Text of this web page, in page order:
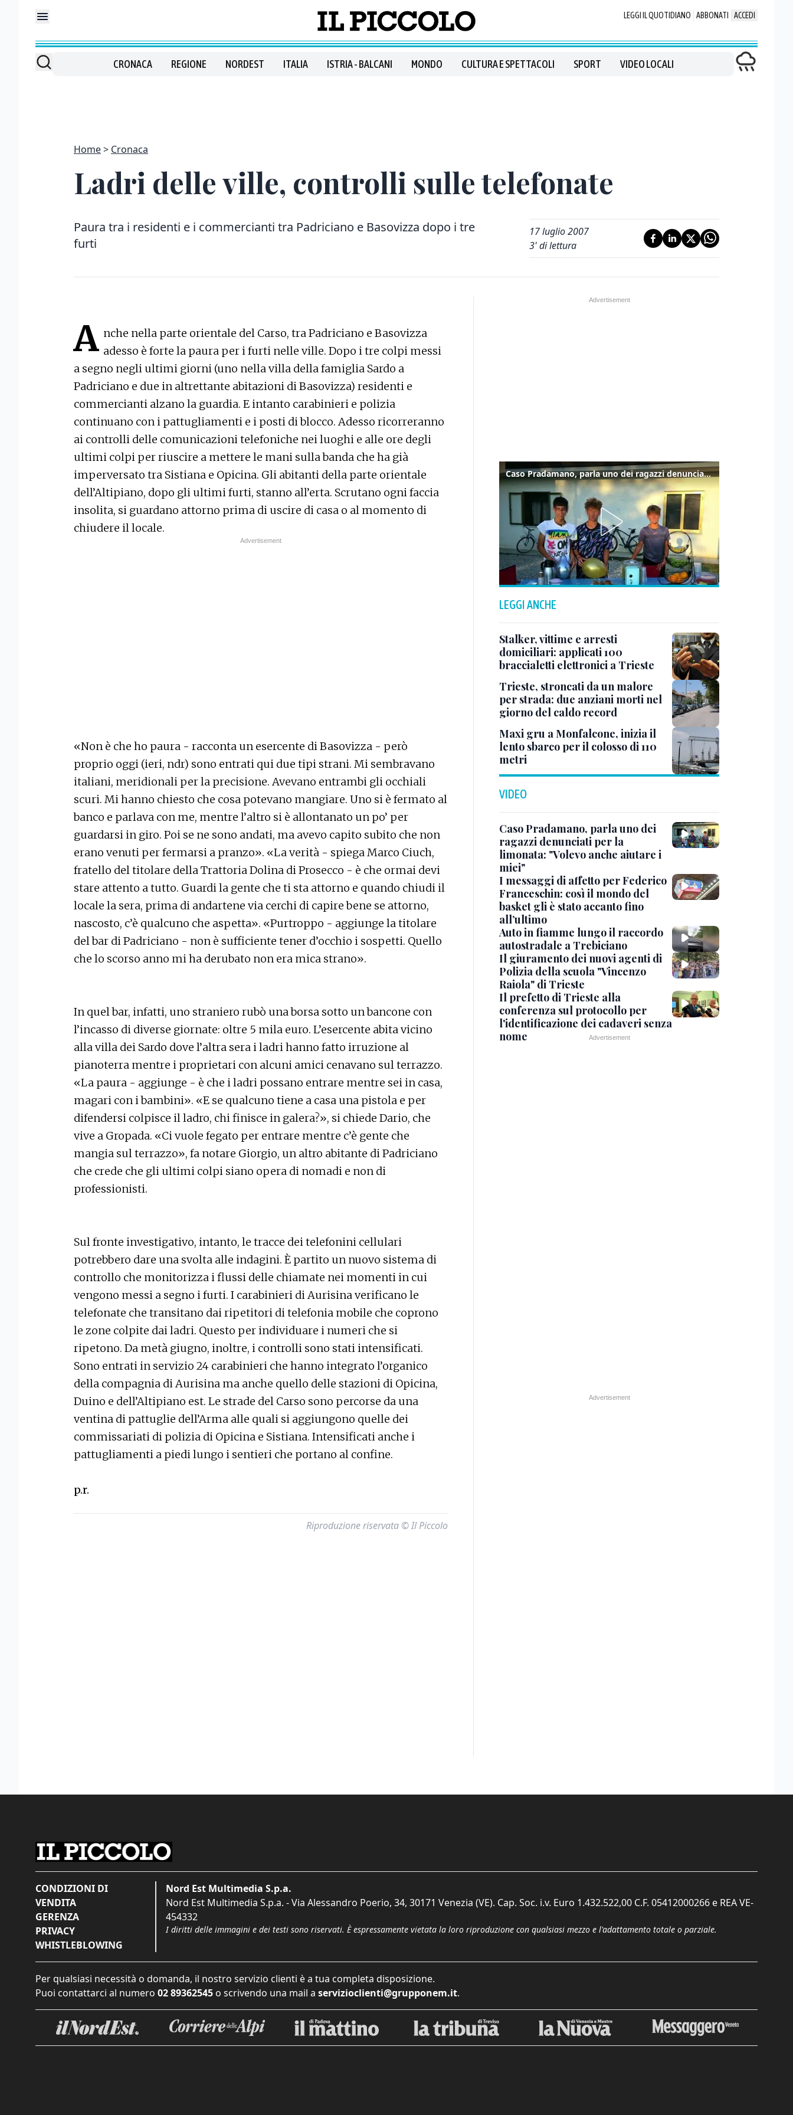
LEGGI IL QUOTIDIANO ABBONATI ACCEDI
CRONACA REGIONE NORDEST ITALIA ISTRIA - BALCANI MONDO CULTURA E SPETTACOLI SPORT VIDEO LOCALI
Home Cronaca
Ladri delle ville, controlli sulle telefonate
Paura tra i residenti e i commercianti tra Padriciano e Basovizza dopo i tre
furti
17 luglio 2007
3' di lettura
A nche nella parte orientale del Carso, tra Padriciano e Basovizza
adesso è forte la paura per i furti nelle ville. Dopo i tre colpi messi
a segno negli ultimi giorni (uno nella villa della famiglia Sardo a
Padriciano e due in altrettante abitazioni di Basovizza) residenti e
commercianti alzano la guardia. E intanto carabinieri e polizia
continuano con i pattugliamenti e i posti di blocco. Adesso ricorreranno
ai controlli delle comunicazioni telefoniche nei luoghi e alle ore degli
ultimi colpi per riuscire a mettere le mani sulla banda che ha già
imperversato tra Sistiana e Opicina. Gli abitanti della parte orientale
dell’Altipiano, dopo gli ultimi furti, stanno all’erta. Scrutano ogni faccia
insolita, si guardano attorno prima di uscire di casa o al momento di
chiudere il locale.
«Non è che ho paura - racconta un esercente di Basovizza - però
proprio oggi (ieri, ndr) sono entrati qui due tipi strani. Mi sembravano
italiani, meridionali per la precisione. Avevano entrambi gli occhiali
scuri. Mi hanno chiesto che cosa potevano mangiare. Uno si è fermato al
banco e parlava con me, mentre l’altro si è allontanato un po’ per
guardarsi in giro. Poi se ne sono andati, ma avevo capito subito che non
erano venuti per fermarsi a pranzo». «La verità - spiega Marco Ciuch,
fratello del titolare della Trattoria Dolina di Prosecco - è che ormai devi
stare attento a tutto. Guardi la gente che ti sta attorno e quando chiudi il
locale la sera, prima di andartene via cerchi di capire bene se attorno,
nascosto, c’è qualcuno che aspetta». «Purtroppo - aggiunge la titolare
del bar di Padriciano - non è sufficiente tener d’occhio i sospetti. Quello
che lo scorso anno mi ha derubato non era mica strano».
In quel bar, infatti, uno straniero rubò una borsa sotto un bancone con
l’incasso di diverse giornate: oltre 5 mila euro. L’esercente abita vicino
alla villa dei Sardo dove l’altra sera i ladri hanno fatto irruzione al
pianoterra mentre i proprietari con alcuni amici cenavano sul terrazzo.
«La paura - aggiunge - è che i ladri possano entrare mentre sei in casa,
magari con i bambini». «E se qualcuno tiene a casa una pistola e per
difendersi colpisce il ladro, chi finisce in galera?», si chiede Dario, che
vive a Gropada. «Ci vuole fegato per entrare mentre c’è gente che
mangia sul terrazzo», fa notare Giorgio, un altro abitante di Padriciano
che crede che gli ultimi colpi siano opera di nomadi e non di
professionisti.
Sul fronte investigativo, intanto, le tracce dei telefonini cellulari
potrebbero dare una svolta alle indagini. È partito un nuovo sistema di
controllo che monitorizza i flussi delle chiamate nei momenti in cui
vengono messi a segno i furti. I carabinieri di Aurisina verificano le
telefonate che transitano dai ripetitori di telefonia mobile che coprono
le zone colpite dai ladri. Questo per individuare i numeri che si
ripetono. Da metà giugno, inoltre, i controlli sono stati intensificati.
Sono entrati in servizio 24 carabinieri che hanno integrato l’organico
della compagnia di Aurisina ma anche quello delle stazioni di Opicina,
Duino e dell’Altipiano est. Le strade del Carso sono percorse da una
ventina di pattuglie dell’Arma alle quali si aggiungono quelle dei
commissariati di polizia di Opicina e Sistiana. Intensificati anche i
pattugliamenti a piedi lungo i sentieri che portano al confine.
p.r.
Riproduzione riservata © Il Piccolo
Caso Pradamano, parla uno dei ragazzi denunciati per la limonata: "Volevo anche aiutare i miei"
LEGGI ANCHE
Stalker, vittime e arresti
domiciliari: applicati 100
braccialetti elettronici a Trieste
Trieste, stroncati da un malore
per strada: due anziani morti nel
giorno del caldo record
Maxi gru a Monfalcone, inizia il
lento sbarco per il colosso di 110
metri
VIDEO
Caso Pradamano, parla uno dei
ragazzi denunciati per la
limonata: "Volevo anche aiutare i
miei"
I messaggi di affetto per Federico
Franceschin: così il mondo del
basket gli è stato accanto fino
all’ultimo
Auto in fiamme lungo il raccordo
autostradale a Trebiciano
Il giuramento dei nuovi agenti di
Polizia della scuola "Vincenzo
Raiola" di Trieste
Il prefetto di Trieste alla
conferenza sul protocollo per
l'identificazione dei cadaveri senza
nome
CONDIZIONI DI
VENDITA
GERENZA
PRIVACY
WHISTLEBLOWING
Nord Est Multimedia S.p.a.
Nord Est Multimedia S.p.a. - Via Alessandro Poerio, 34, 30171 Venezia (VE). Cap. Soc. i.v. Euro 1.432.522,00 C.F. 05412000266 e REA VE-
454332
I diritti delle immagini e dei testi sono riservati. È espressamente vietata la loro riproduzione con qualsiasi mezzo e l'adattamento totale o parziale.
Per qualsiasi necessità o domanda, il nostro servizio clienti è a tua completa disposizione.
Puoi contattarci al numero 02 89362545 o scrivendo una mail a servizioclienti@grupponem.it.